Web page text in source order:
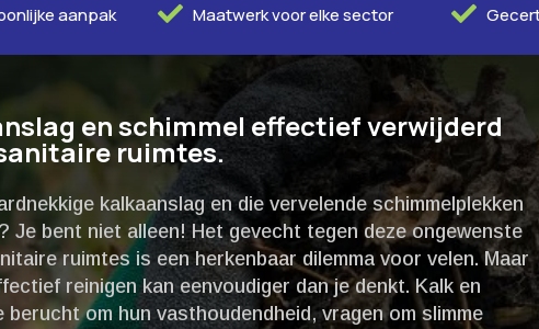
aanpak  Maatwerk voor elke sector 
en schimmel effectief verwijderd
ruimtes.​
kalkaanslag en die vervelende schimmelplekken
Je bent niet alleen! Het gevecht tegen deze ongewenste
ruimtes is een herkenbaar dilemma voor velen.​ Maar
reinigen kan eenvoudiger dan je denkt.​ Kalk en
berucht om hun vasthoudendheid, vragen om slimme